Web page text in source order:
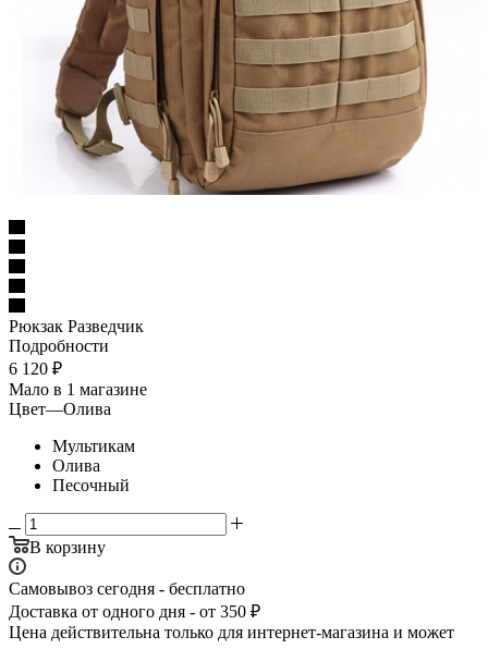
Рюкзак Разведчик
Подробности
6 120 ₽
Мало в 1 магазине
Цвет—Олива
Мультикам
Олива
Песочный
В корзину
Самовывоз сегодня - бесплатно
Доставка от одного дня - от 350 ₽
Цена действительна только для интернет-магазина и может